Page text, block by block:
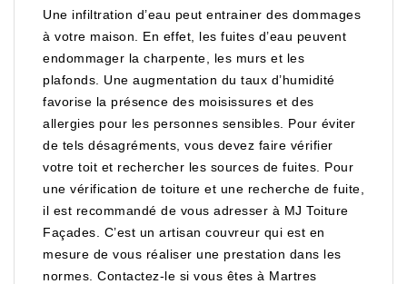
Une infiltration d’eau peut entrainer des dommages
à votre maison. En effet, les fuites d’eau peuvent
endommager la charpente, les murs et les
plafonds. Une augmentation du taux d’humidité
favorise la présence des moisissures et des
allergies pour les personnes sensibles. Pour éviter
de tels désagréments, vous devez faire vérifier
votre toit et rechercher les sources de fuites. Pour
une vérification de toiture et une recherche de fuite,
il est recommandé de vous adresser à MJ Toiture
Façades. C’est un artisan couvreur qui est en
mesure de vous réaliser une prestation dans les
normes. Contactez-le si vous êtes à Martres